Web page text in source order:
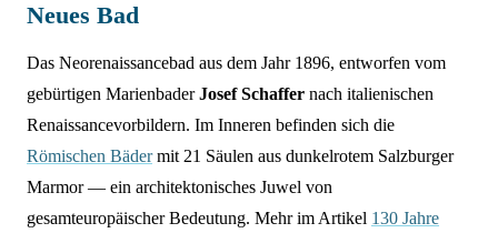
Neues Bad
Das Neorenaissancebad aus dem Jahr 1896, entworfen vom
gebürtigen MarienbaderJosef Schaffer nach italienischen
Renaissancevorbildern. Im Inneren befinden sich die
Römischen Bädermit 21 Säulen aus dunkelrotem Salzburger
Marmor — ein architektonisches Juwel von
gesamteuropäischer Bedeutung. Mehr im Artikel 130 Jahre